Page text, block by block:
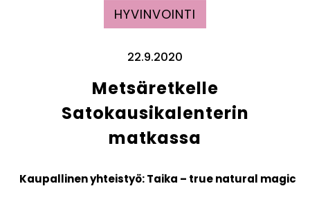
HYVINVOINTI
22.9.2020
Metsäretkelle
Satokausikalenterin
matkassa
Kaupallinen yhteistyö: Taika – true natural magic